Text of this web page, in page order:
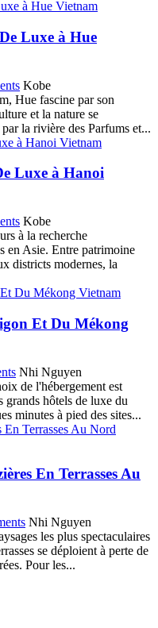
Luxe à Hue
Kobe
Hue fascine par son
et la nature se
la rivière des Parfums et...
Luxe à Hanoi
Kobe
à la recherche
en Asie. Entre patrimoine
districts modernes, la
Et Du Mékong
Nhi Nguyen
de l'hébergement est
hôtels de luxe du
minutes à pied des sites...
En Terrasses Au
Nhi Nguyen
les plus spectaculaires
se déploient à perte de
Pour les...